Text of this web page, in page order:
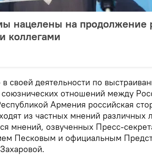
нацелены на продолжение
коллегами
в своей деятельности по
отношений между
Армения российская
из частных мнений различных
мнений, озвученных Пресс-
Песковым и официальным